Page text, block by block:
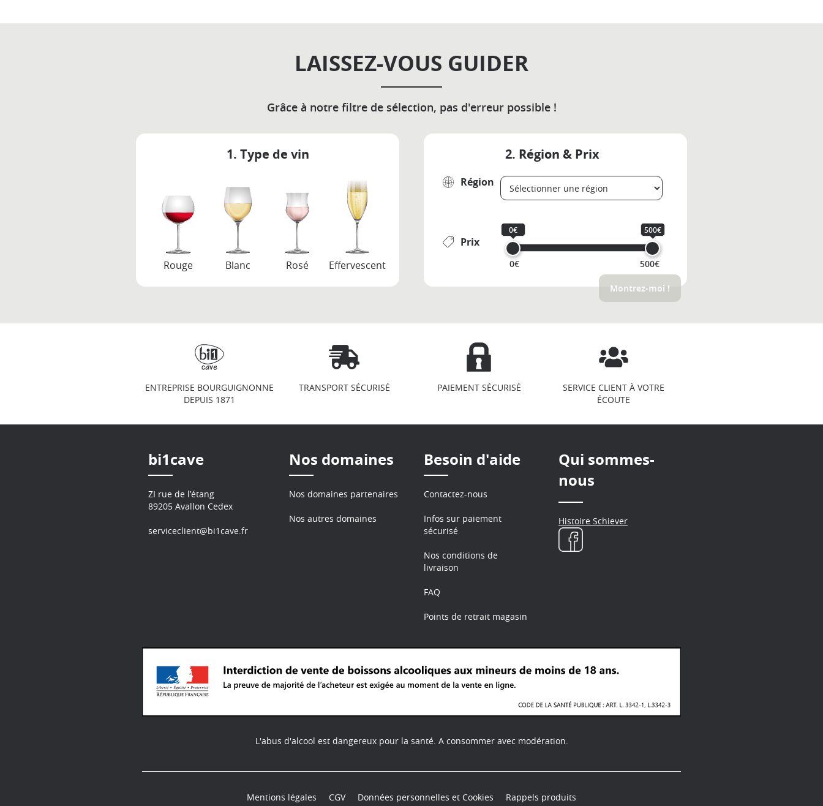
LAISSEZ-VOUS GUIDER
Grâce à notre filtre de sélection, pas d'erreur possible !
1. Type de vin
Rouge Blanc Rosé Effervescent
2. Région & Prix
Région
Prix
0€ 500€
0€ 500€
Montrez-moi !
ENTREPRISE BOURGUIGNONNE
DEPUIS 1871
TRANSPORT SÉCURISÉ PAIEMENT SÉCURISÉ
SERVICE CLIENT À VOTRE
ÉCOUTE
bi1cave
ZI rue de l’étang
89205 Avallon Cedex
serviceclient@bi1cave.fr
Nos domaines
Nos domaines partenaires
Nos autres domaines
Besoin d'aide
Contactez-nous
Infos sur paiement
sécurisé
Nos conditions de
livraison
FAQ
Points de retrait magasin
Qui sommes-
nous
Histoire Schiever
L'abus d'alcool est dangereux pour la santé. A consommer avec modération.
Mentions légales CGV Données personnelles et Cookies Rappels produits